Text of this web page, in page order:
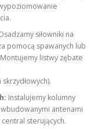
siłowniki na
pomocą spawanych lub
listwy zębate
Instalujemy kolumny
antenami
sterujących.